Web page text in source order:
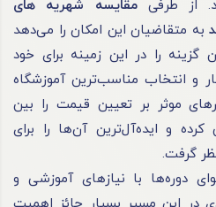
از طرفیمقایسه شهریه های
به متقاضیان این امکان را می‌دهد
گزینه را در این زمینه برای خود
و انتخاب مناسب‌ترین آموزشگاه
موثر بر تعیین قیمت را بین
و ایده‌آل‌ترین آن‌ها را برای
گرفت.
دوره‌ها با نیازهای آموزشی و